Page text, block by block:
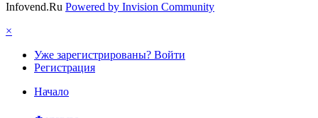
Infovend.Ru Powered by Invision Community
×
Уже зарегистрированы? Войти
Регистрация
Начало